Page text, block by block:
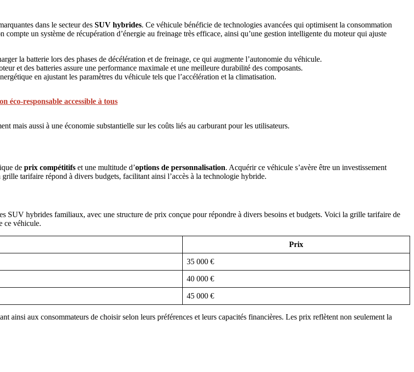
dans le secteur des SUV hybrides. Ce véhicule bénéficie de technologies avancées qui optimisent la consommation
un système de récupération d’énergie au freinage très efficace, ainsi qu’une gestion intelligente du moteur qui ajuste
la batterie lors des phases de décélération et de freinage, ce qui augmente l’autonomie du véhicule.
et des batteries assure une performance maximale et une meilleure durabilité des composants.
en ajustant les paramètres du véhicule tels que l’accélération et la climatisation.
éco-responsable accessible à tous
mais aussi à une économie substantielle sur les coûts liés au carburant pour les utilisateurs.
de prix compétitifs et une multitude d’options de personnalisation. Acquérir ce véhicule s’avère être un investissement
tarifaire répond à divers budgets, facilitant ainsi l’accès à la technologie hybride.
SUV hybrides familiaux, avec une structure de prix conçue pour répondre à divers besoins et budgets. Voici la grille tarifaire de
ce véhicule.
Prix
35 000 €
40 000 €
45 000 €
ainsi aux consommateurs de choisir selon leurs préférences et leurs capacités financières. Les prix reflètent non seulement la